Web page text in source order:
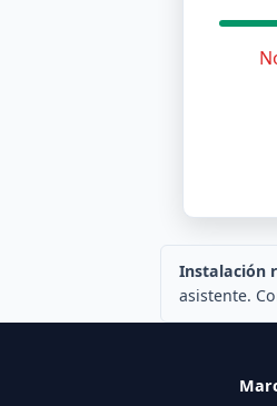
Instalación
asistente.